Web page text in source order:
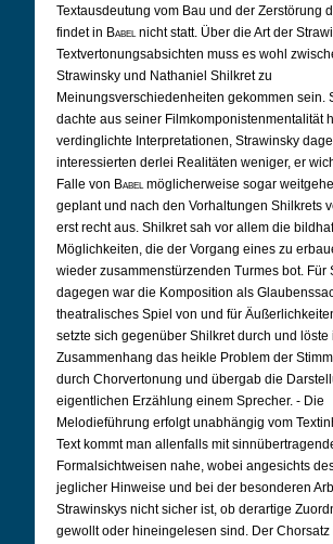
Textausdeutung vom Bau und der Zerstörung
findet in Babelnicht statt. Über die Art der
Textvertonungsabsichten muss es wohl
Strawinsky und Nathaniel Shilkret zu
Meinungsverschiedenheiten gekommen sein.
dachte aus seiner Filmkomponistenmentalität
verdinglichte Interpretationen, Strawinsky
interessierten derlei Realitäten weniger, er
Falle von Babelmöglicherweise sogar
geplant und nach den Vorhaltungen Shilkrets
erst recht aus. Shilkret sah vor allem die
Möglichkeiten, die der Vorgang eines zu
wieder zusammenstürzenden Turmes bot. Für
dagegen war die Komposition als
theatralisches Spiel von und für
setzte sich gegenüber Shilkret durch und löste
Zusammenhang das heikle Problem der
durch Chorvertonung und übergab die
eigentlichen Erzählung einem Sprecher. - Die
Melodieführung erfolgt unabhängig vom
Text kommt man allenfalls mit
Formalsichtweisen nahe, wobei angesichts
jeglicher Hinweise und bei der besonderen
Strawinskys nicht sicher ist, ob derartige
gewollt oder hineingelesen sind. Der Chorsatz